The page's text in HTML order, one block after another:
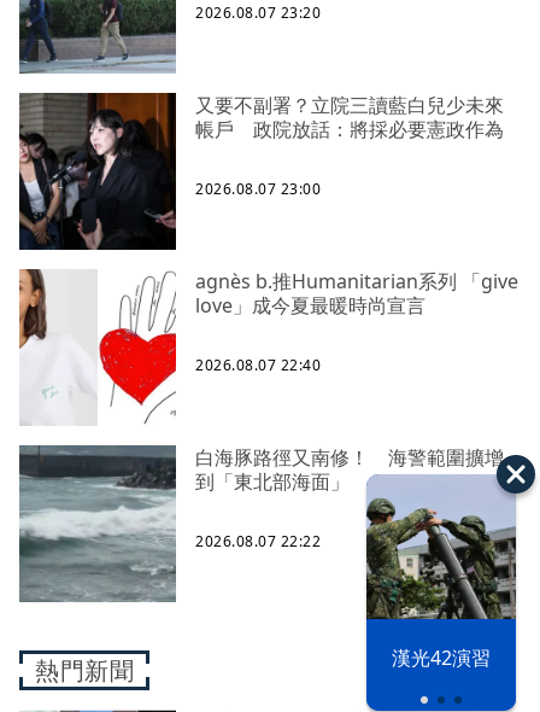
漢光42演習
2026.08.07 23:20
又要不副署？立院三讀藍白兒少未來
帳戶 政院放話：將採必要憲政作為
2026.08.07 23:00
agnès b.推Humanitarian系列 「give
love」成今夏最暖時尚宣言
2026.08.07 22:40
白海豚路徑又南修！ 海警範圍擴增
到「東北部海面」
2026.08.07 22:22
熱門新聞